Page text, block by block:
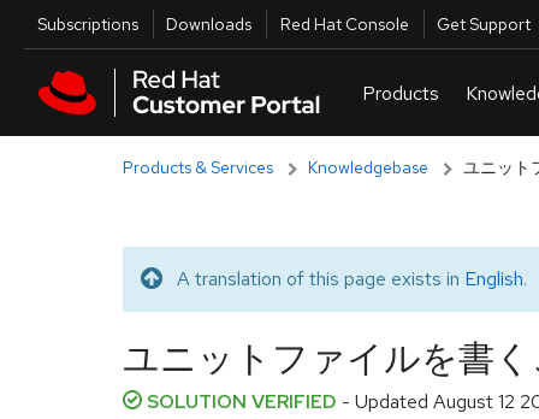
Skip to main content
Utilities
Subscriptions Downloads Red Hat Console Get Support
Products & Services Knowledgebase ユニット
Translated message
A translation of this page exists in English.
ユニットファイルを書
SOLUTION VERIFIED - Updated August 12